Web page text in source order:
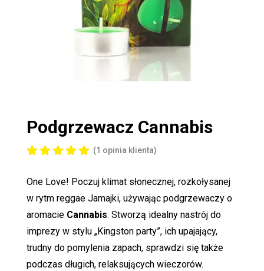
Podgrzewacz Cannabis
5.00
na 5
na
podstawi
klienta
(1 opinia klienta)
One Love! Poczuj klimat słonecznej, rozkołysanej
w rytm reggae Jamajki, używając podgrzewaczy o
aromacie Cannabis. Stworzą idealny nastrój do
imprezy w stylu „Kingston party”, ich upajający,
trudny do pomylenia zapach, sprawdzi się także
podczas długich, relaksujących wieczorów.